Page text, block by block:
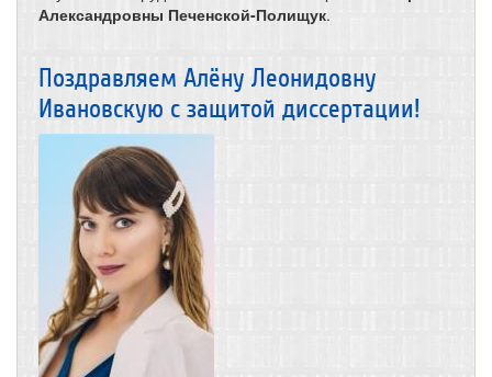
Александровны Печенской-Полищук.
Поздравляем Алёну Леонидовну
Ивановскую с защитой диссертации!